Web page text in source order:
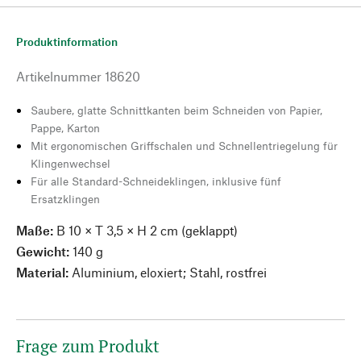
Produktinformation
Artikelnummer 18620
Saubere, glatte Schnittkanten beim Schneiden von Papier,
Pappe, Karton
Mit ergonomischen Griffschalen und Schnellentriegelung für
Klingenwechsel
Für alle Standard-Schneideklingen, inklusive fünf
Ersatzklingen
Maße: B 10 × T 3,5 × H 2 cm (geklappt)
Gewicht: 140 g
Material: Aluminium, eloxiert; Stahl, rostfrei
Frage zum Produkt